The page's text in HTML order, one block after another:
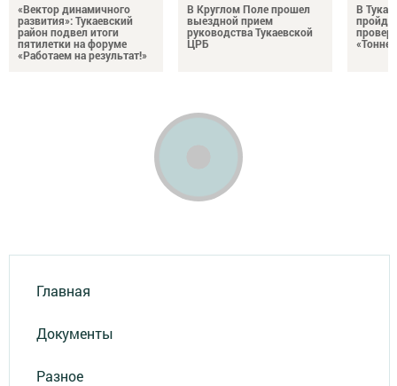
«Вектор динамичного
развития»: Тукаевский
район подвел итоги
пятилетки на форуме
«Работаем на результат!»
В Круглом Поле прошел
выездной прием
руководства Тукаевской
ЦРБ
В
Главная
Документы
Разное